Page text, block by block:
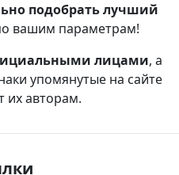
подобрать лучший
вашим параметрам!
лицами, а
упомянутые на сайте
их авторам.